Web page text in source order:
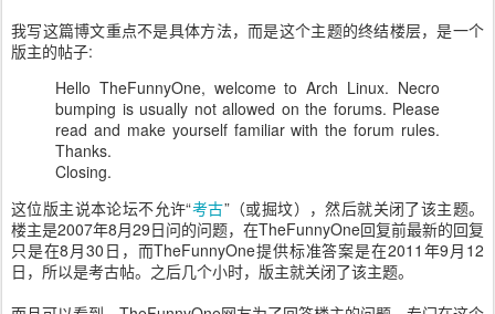
我写这篇博文重点不是具体方法，而是这个主题的终结楼层，是一个
版主的帖子:
Hello TheFunnyOne, welcome to Arch Linux. Necro
bumping is usually not allowed on the forums. Please
read and make yourself familiar with the forum rules.
Thanks.
Closing.
这位版主说本论坛不允许“考古”（或掘坟），然后就关闭了该主题。
楼主是2007年8月29日问的问题，在TheFunnyOne回复前最新的回复
只是在8月30日，而TheFunnyOne提供标准答案是在2011年9月12
日，所以是考古帖。之后几个小时，版主就关闭了该主题。